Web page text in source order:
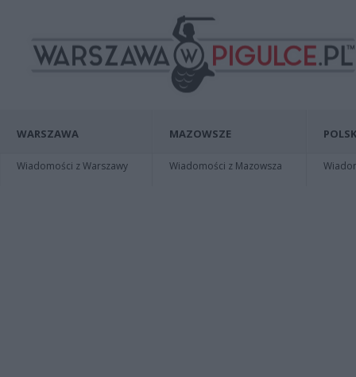
WARSZAWA
Wiadomości z Warszawy
MAZOWSZE
Wiadomości z Mazowsza